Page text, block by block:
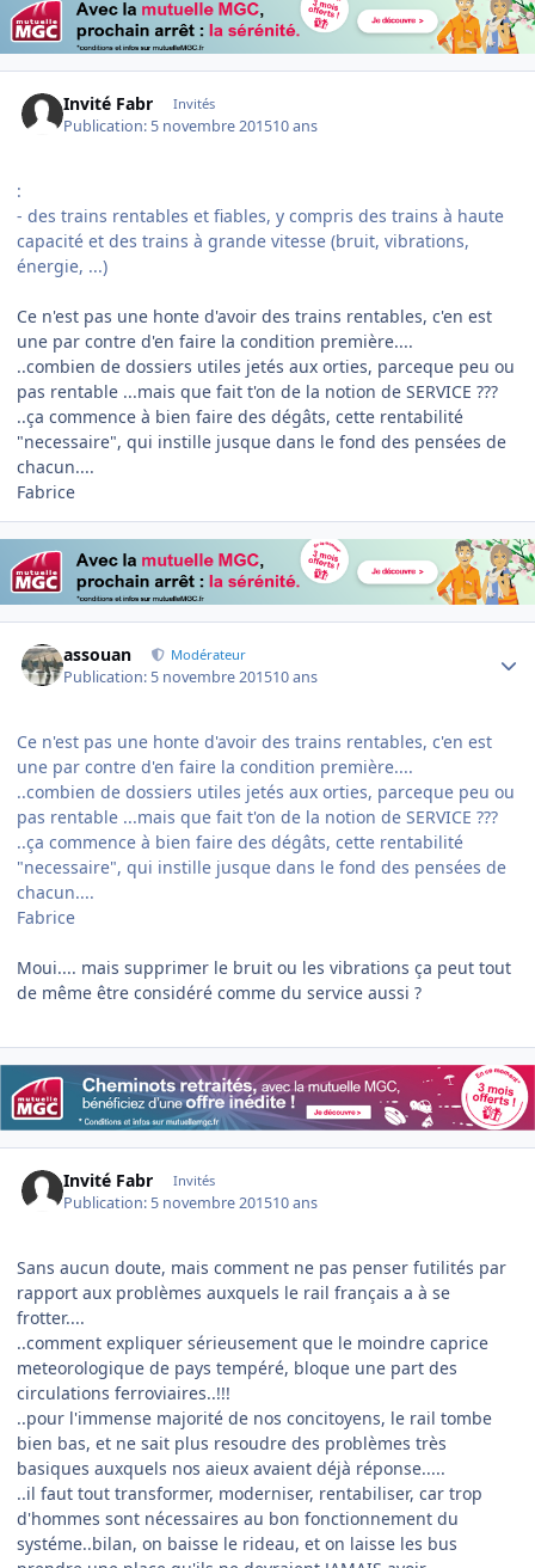
Invité Fabr Invités
Publication: 5 novembre 201510 ans
:
- des trains rentables et fiables, y compris des trains à haute
capacité et des trains à grande vitesse (bruit, vibrations,
énergie, ...)
Ce n'est pas une honte d'avoir des trains rentables, c'en est
une par contre d'en faire la condition première....
..combien de dossiers utiles jetés aux orties, parceque peu ou
pas rentable ...mais que fait t'on de la notion de SERVICE ???
..ça commence à bien faire des dégâts, cette rentabilité
"necessaire", qui instille jusque dans le fond des pensées de
chacun....
Fabrice
assouan Modérateur
Publication: 5 novembre 201510 ans
Ce n'est pas une honte d'avoir des trains rentables, c'en est
une par contre d'en faire la condition première....
..combien de dossiers utiles jetés aux orties, parceque peu ou
pas rentable ...mais que fait t'on de la notion de SERVICE ???
..ça commence à bien faire des dégâts, cette rentabilité
"necessaire", qui instille jusque dans le fond des pensées de
chacun....
Fabrice
Moui.... mais supprimer le bruit ou les vibrations ça peut tout
de même être considéré comme du service aussi ?
Invité Fabr Invités
Publication: 5 novembre 201510 ans
Sans aucun doute, mais comment ne pas penser futilités par
rapport aux problèmes auxquels le rail français a à se
frotter....
..comment expliquer sérieusement que le moindre caprice
meteorologique de pays tempéré, bloque une part des
circulations ferroviaires..!!!
..pour l'immense majorité de nos concitoyens, le rail tombe
bien bas, et ne sait plus resoudre des problèmes très
basiques auxquels nos aieux avaient déjà réponse.....
..il faut tout transformer, moderniser, rentabiliser, car trop
d'hommes sont nécessaires au bon fonctionnement du
systéme..bilan, on baisse le rideau, et on laisse les bus